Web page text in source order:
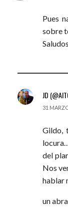
Pues
sobre
Saludos
JD
31
Gildo,
del
Nos
hablar
un